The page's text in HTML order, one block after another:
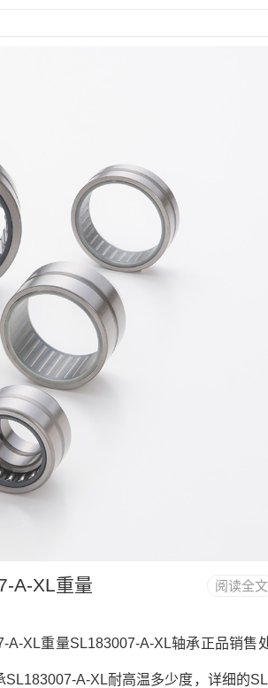
阅读全文
A-XL重量
A-XL重量SL183007-A-XL轴承正品销售
A-XL耐高温多少度，详细的